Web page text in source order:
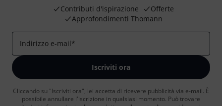
Contributi d'ispirazione
Offerte
Approfondimenti Thomann
Indirizzo e-mail*
Iscriviti ora
Cliccando su "Iscriviti ora", lei accetta di ricevere pubblicità via e-mail. È
possibile annullare l'iscrizione in qualsiasi momento. Può trovare